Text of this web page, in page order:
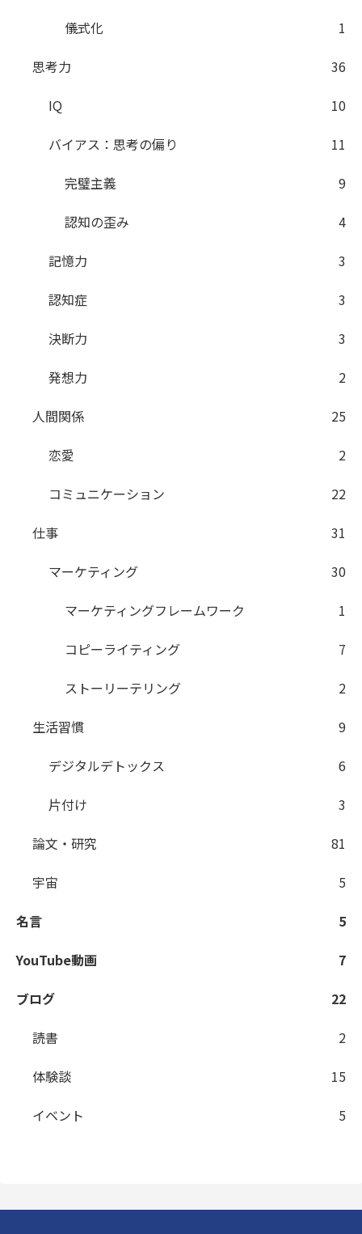
儀式化
1
思考力
36
IQ
10
バイアス：思考の偏り
11
完璧主義
9
認知の歪み
4
記憶力
3
認知症
3
決断力
3
発想力
2
人間関係
25
恋愛
2
コミュニケーション
22
仕事
31
マーケティング
30
マーケティングフレームワーク
1
コピーライティング
7
ストーリーテリング
2
生活習慣
9
デジタルデトックス
6
片付け
3
論文・研究
81
宇宙
5
名言
5
YouTube動画
7
ブログ
22
読書
2
体験談
15
イベント
5